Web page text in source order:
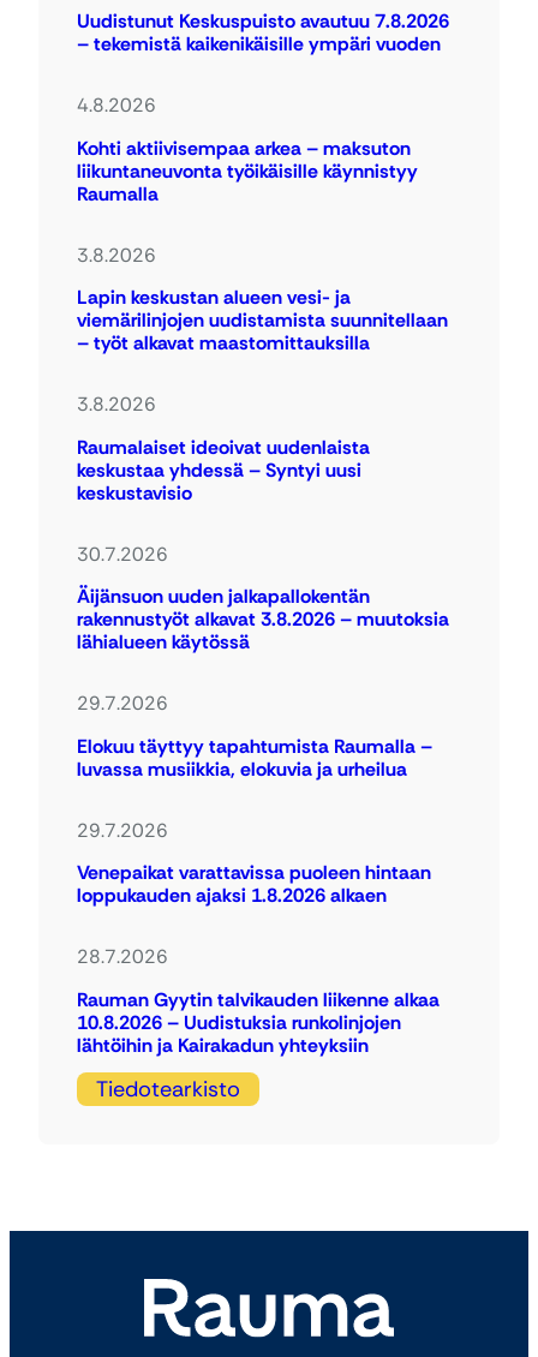
Uudistunut Keskuspuisto avautuu 7.8.2026
– tekemistä kaikenikäisille ympäri vuoden
4.8.2026
Kohti aktiivisempaa arkea – maksuton
liikuntaneuvonta työikäisille käynnistyy
Raumalla
3.8.2026
Lapin keskustan alueen vesi- ja
viemärilinjojen uudistamista suunnitellaan
– työt alkavat maastomittauksilla
3.8.2026
Raumalaiset ideoivat uudenlaista
keskustaa yhdessä – Syntyi uusi
keskustavisio
30.7.2026
Äijänsuon uuden jalkapallokentän
rakennustyöt alkavat 3.8.2026 – muutoksia
lähialueen käytössä
29.7.2026
Elokuu täyttyy tapahtumista Raumalla –
luvassa musiikkia, elokuvia ja urheilua
29.7.2026
Venepaikat varattavissa puoleen hintaan
loppukauden ajaksi 1.8.2026 alkaen
28.7.2026
Rauman Gyytin talvikauden liikenne alkaa
10.8.2026 – Uudistuksia runkolinjojen
lähtöihin ja Kairakadun yhteyksiin
Tiedotearkisto